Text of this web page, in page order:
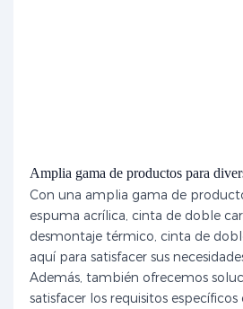
Amplia gama de productos para
Con una amplia gama de
espuma acrílica, cinta de doble
desmontaje térmico, cinta de
aquí para satisfacer sus
Además, también ofrecemos
satisfacer los requisitos